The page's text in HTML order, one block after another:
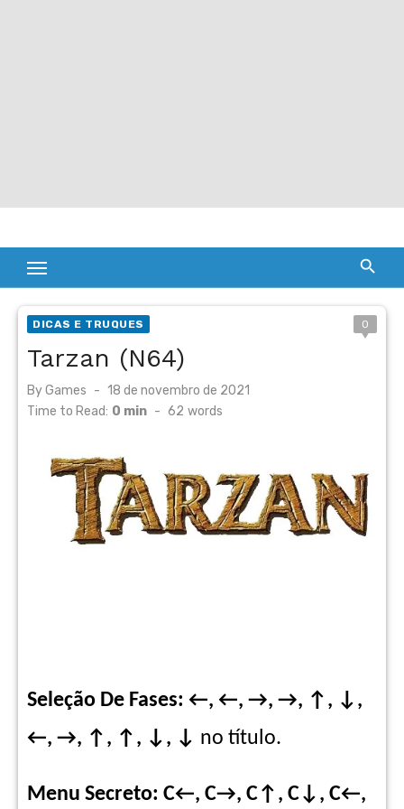
DICAS E TRUQUES 0
Tarzan (N64)
ByGames
Posted
on
18 de novembro de 2021
Time to Read: 0 min - 62 words
Seleção De Fases: ←, ←, →, →, ↑, ↓,
←, →, ↑, ↑, ↓, ↓ no título.
Menu Secreto: C←, C→, C↑, C↓, C←,